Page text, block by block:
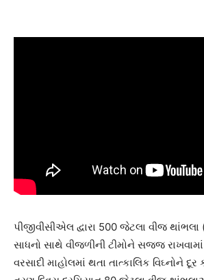
પીજીવીસીએલ દ્વારા 500 જેટલા વીજ
સાધનો સાથે વીજળીની ટીમોને સજ્જ
વરસાદી માહોલમાં થતા તાત્કાલિક વિઘ્નોને